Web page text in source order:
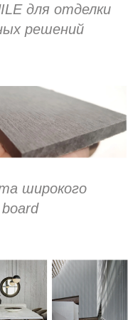
для отделки
решений
широкого